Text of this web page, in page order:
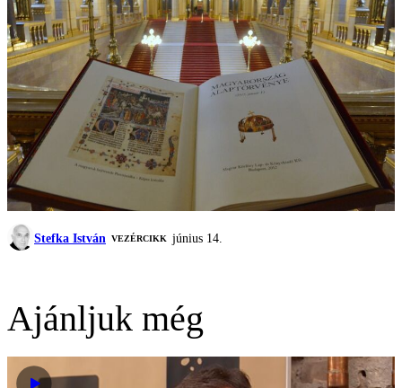
Stefka István VEZÉRCIKK június 14.
Ajánljuk még